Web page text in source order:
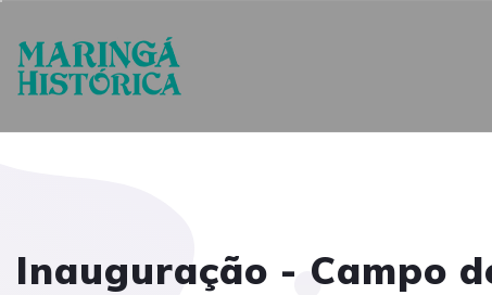
Inauguração - Campo